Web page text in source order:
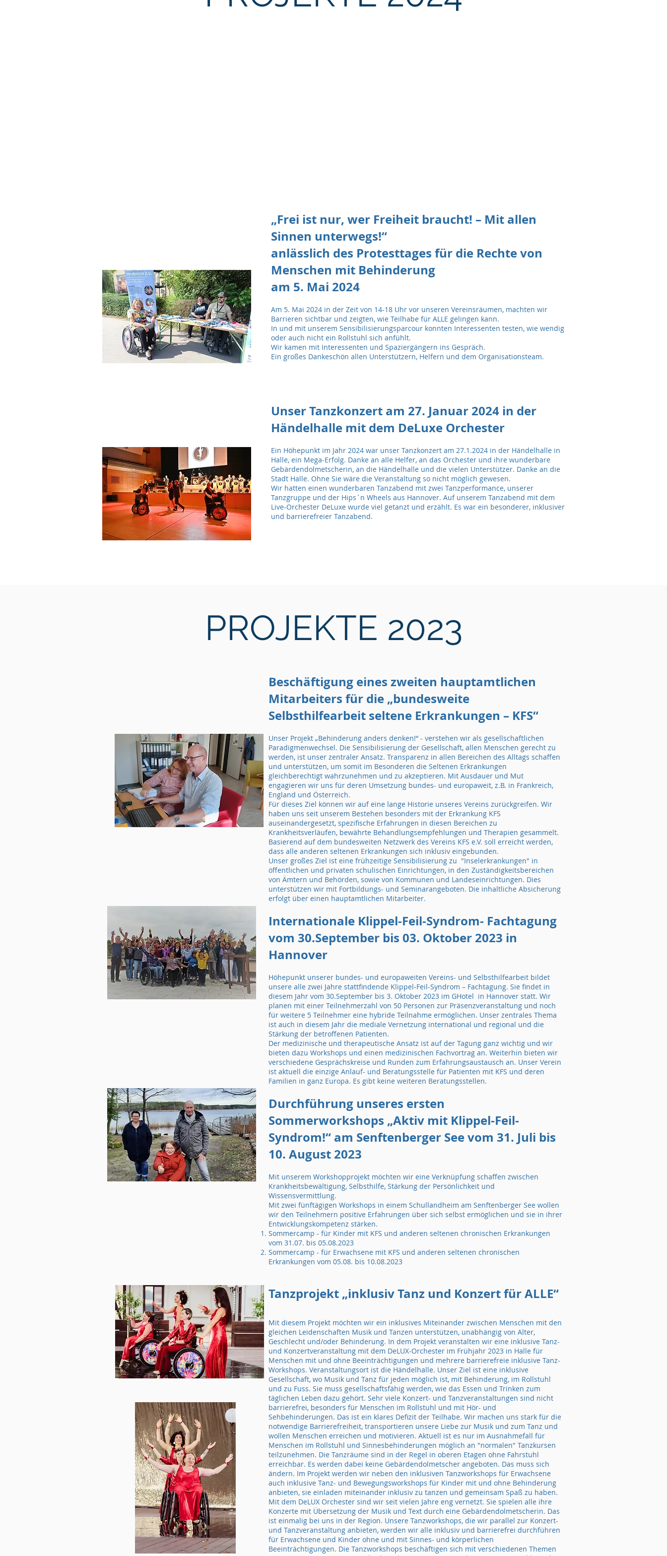
„Frei ist nur, wer Freiheit braucht! – Mit allen
Sinnen unterwegs!“
anlässlich des Protesttages für die Rechte von
Menschen mit Behinderung
am 5. Mai 2024
Am 5. Mai 2024 in der Zeit von 14-18 Uhr vor unseren Vereinsräumen, machten wir
Barrieren sichtbar und zeigten, wie Teilhabe für ALLE gelingen kann.
In und mit unserem Sensibilisierungsparcour konnten Interessenten testen, wie wendig
oder auch nicht ein Rollstuhl sich anfühlt.
Wir kamen mit Interessenten und Spaziergängern ins Gespräch.
Ein großes Dankeschön allen Unterstützern, Helfern und dem Organisationsteam.
Unser Tanzkonzert am 27. Januar 2024 in der
Händelhalle mit dem DeLuxe Orchester
Ein Höhepunkt im Jahr 2024 war unser Tanzkonzert am 27.1.2024 in der Händelhalle in
Halle, ein Mega-Erfolg. Danke an alle Helfer, an das Orchester und ihre wunderbare
Gebärdendolmetscherin, an die Händelhalle und die vielen Unterstützer. Danke an die
Stadt Halle. Ohne Sie wäre die Veranstaltung so nicht möglich gewesen.
Wir hatten einen wunderbaren Tanzabend mit zwei Tanzperformance, unserer
Tanzgruppe und der Hips`n Wheels aus Hannover. Auf unserem Tanzabend mit dem
Live-Orchester DeLuxe wurde viel getanzt und erzählt. Es war ein besonderer, inklusiver
und barrierefreier Tanzabend.
PROJEKTE 2023
Beschäftigung eines zweiten hauptamtlichen
Mitarbeiters für die „bundesweite
Selbsthilfearbeit seltene Erkrankungen – KFS“
Unser Projekt „Behinderung anders denken!“ - verstehen wir als gesellschaftlichen
Paradigmenwechsel. Die Sensibilisierung der Gesellschaft, allen Menschen gerecht zu
werden, ist unser zentraler Ansatz. Transparenz in allen Bereichen des Alltags schaffen
und unterstützen, um somit im Besonderen die Seltenen Erkrankungen
gleichberechtigt wahrzunehmen und zu akzeptieren. Mit Ausdauer und Mut
engagieren wir uns für deren Umsetzung bundes- und europaweit, z.B. in Frankreich,
England und Österreich.
Für dieses Ziel können wir auf eine lange Historie unseres Vereins zurückgreifen. Wir
haben uns seit unserem Bestehen besonders mit der Erkrankung KFS
auseinandergesetzt, spezifische Erfahrungen in diesen Bereichen zu
Krankheitsverläufen, bewährte Behandlungsempfehlungen und Therapien gesammelt.
Basierend auf dem bundesweiten Netzwerk des Vereins KFS e.V. soll erreicht werden,
dass alle anderen seltenen Erkrankungen sich inklusiv eingebunden.
Unser großes Ziel ist eine frühzeitige Sensibilisierung zu "Inselerkrankungen" in
öffentlichen und privaten schulischen Einrichtungen, in den Zuständigkeitsbereichen
von Ämtern und Behörden, sowie von Kommunen und Landeseinrichtungen. Dies
unterstützen wir mit Fortbildungs- und Seminarangeboten. Die inhaltliche Absicherung
erfolgt über einen hauptamtlichen Mitarbeiter.
Internationale Klippel-Feil-Syndrom- Fachtagung
vom 30.September bis 03. Oktober 2023 in
Hannover
Höhepunkt unserer bundes- und europaweiten Vereins- und Selbsthilfearbeit bildet
unsere alle zwei Jahre stattfindende Klippel-Feil-Syndrom – Fachtagung. Sie findet in
diesem Jahr vom 30.September bis 3. Oktober 2023 im GHotel in Hannover statt. Wir
planen mit einer Teilnehmerzahl von 50 Personen zur Präsenzveranstaltung und noch
für weitere 5 Teilnehmer eine hybride Teilnahme ermöglichen. Unser zentrales Thema
ist auch in diesem Jahr die mediale Vernetzung international und regional und die
Stärkung der betroffenen Patienten.
Der medizinische und therapeutische Ansatz ist auf der Tagung ganz wichtig und wir
bieten dazu Workshops und einen medizinischen Fachvortrag an. Weiterhin bieten wir
verschiedene Gesprächskreise und Runden zum Erfahrungsaustausch an. Unser Verein
ist aktuell die einzige Anlauf- und Beratungsstelle für Patienten mit KFS und deren
Familien in ganz Europa. Es gibt keine weiteren Beratungsstellen.
Durchführung unseres ersten
Sommerworkshops „Aktiv mit Klippel-Feil-
Syndrom!“ am Senftenberger See vom 31. Juli bis
10. August 2023
Mit unserem Workshopprojekt möchten wir eine Verknüpfung schaffen zwischen
Krankheitsbewältigung, Selbsthilfe, Stärkung der Persönlichkeit und
Wissensvermittlung.
Mit zwei fünftägigen Workshops in einem Schullandheim am Senftenberger See wollen
wir den Teilnehmern positive Erfahrungen über sich selbst ermöglichen und sie in ihrer
Entwicklungskompetenz stärken.
Sommercamp - für Kinder mit KFS und anderen seltenen chronischen Erkrankungen
vom 31.07. bis 05.08.2023
Sommercamp - für Erwachsene mit KFS und anderen seltenen chronischen
Erkrankungen vom 05.08. bis 10.08.2023
Tanzprojekt „inklusiv Tanz und Konzert für ALLE“
Mit diesem Projekt möchten wir ein inklusives Miteinander zwischen Menschen mit den
gleichen Leidenschaften Musik und Tanzen unterstützen, unabhängig von Alter,
Geschlecht und/oder Behinderung. In dem Projekt veranstalten wir eine inklusive Tanz-
und Konzertveranstaltung mit dem DeLUX-Orchester im Frühjahr 2023 in Halle für
Menschen mit und ohne Beeinträchtigungen und mehrere barrierefreie inklusive Tanz-
Workshops. Veranstaltungsort ist die Händelhalle. Unser Ziel ist eine inklusive
Gesellschaft, wo Musik und Tanz für jeden möglich ist, mit Behinderung, im Rollstuhl
und zu Fuss. Sie muss gesellschaftsfähig werden, wie das Essen und Trinken zum
täglichen Leben dazu gehört. Sehr viele Konzert- und Tanzveranstaltungen sind nicht
barrierefrei, besonders für Menschen im Rollstuhl und mit Hör- und
Sehbehinderungen. Das ist ein klares Defizit der Teilhabe. Wir machen uns stark für die
notwendige Barrierefreiheit, transportieren unsere Liebe zur Musik und zum Tanz und
wollen Menschen erreichen und motivieren. Aktuell ist es nur im Ausnahmefall für
Menschen im Rollstuhl und Sinnesbehinderungen möglich an "normalen" Tanzkursen
teilzunehmen. Die Tanzräume sind in der Regel in oberen Etagen ohne Fahrstuhl
erreichbar. Es werden dabei keine Gebärdendolmetscher angeboten. Das muss sich
ändern. Im Projekt werden wir neben den inklusiven Tanzworkshops für Erwachsene
auch inklusive Tanz- und Bewegungsworkshops für Kinder mit und ohne Behinderung
anbieten, sie einladen miteinander inklusiv zu tanzen und gemeinsam Spaß zu haben.
Mit dem DeLUX Orchester sind wir seit vielen Jahre eng vernetzt. Sie spielen alle ihre
Konzerte mit Übersetzung der Musik und Text durch eine Gebärdendolmetscherin. Das
ist einmalig bei uns in der Region. Unsere Tanzworkshops, die wir parallel zur Konzert-
und Tanzveranstaltung anbieten, werden wir alle inklusiv und barrierefrei durchführen
für Erwachsene und Kinder ohne und mit Sinnes- und körperlichen
Beeinträchtigungen. Die Tanzworkshops beschäftigen sich mit verschiedenen Themen